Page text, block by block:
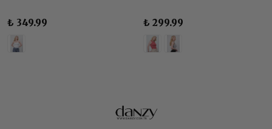
₺ 349.99 ₺ 299.99